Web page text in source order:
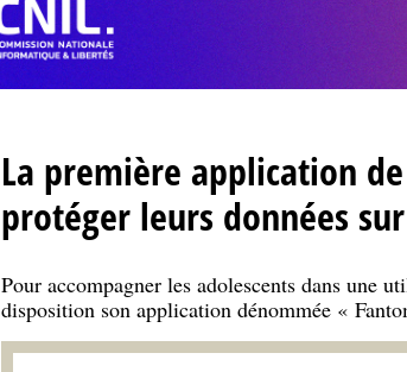
La première application
protéger leurs données
Pour accompagner les adolescents dans une
disposition son application dénommée «